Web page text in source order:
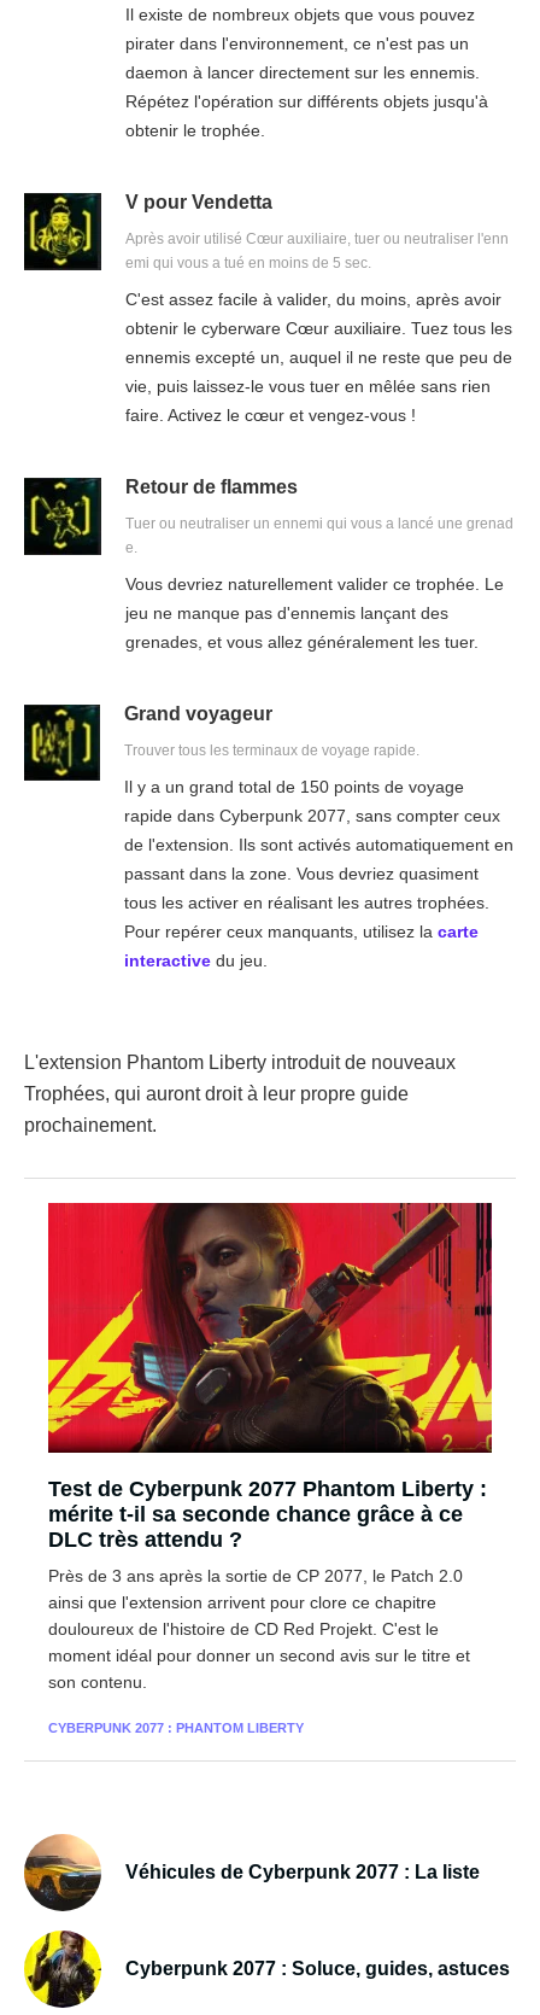
Il existe de nombreux objets que vous pouvez
pirater dans l'environnement, ce n'est pas un
daemon à lancer directement sur les ennemis.
Répétez l'opération sur différents objets jusqu'à
obtenir le trophée.
V pour Vendetta
Après avoir utilisé Cœur auxiliaire, tuer ou neutraliser l'enn
emi qui vous a tué en moins de 5 sec.
C'est assez facile à valider, du moins, après avoir
obtenir le cyberware Cœur auxiliaire. Tuez tous les
ennemis excepté un, auquel il ne reste que peu de
vie, puis laissez-le vous tuer en mêlée sans rien
faire. Activez le cœur et vengez-vous !
Retour de flammes
Tuer ou neutraliser un ennemi qui vous a lancé une grenad
e.
Vous devriez naturellement valider ce trophée. Le
jeu ne manque pas d'ennemis lançant des
grenades, et vous allez généralement les tuer.
Grand voyageur
Trouver tous les terminaux de voyage rapide.
Il y a un grand total de 150 points de voyage
rapide dans Cyberpunk 2077, sans compter ceux
de l'extension. Ils sont activés automatiquement en
passant dans la zone. Vous devriez quasiment
tous les activer en réalisant les autres trophées.
Pour repérer ceux manquants, utilisez lacarte
interactive du jeu.
L'extension Phantom Liberty introduit de nouveaux
Trophées, qui auront droit à leur propre guide
prochainement.
Test de Cyberpunk 2077 Phantom Liberty :
mérite t-il sa seconde chance grâce à ce
DLC très attendu ?
Près de 3 ans après la sortie de CP 2077, le Patch 2.0
ainsi que l'extension arrivent pour clore ce chapitre
douloureux de l'histoire de CD Red Projekt. C'est le
moment idéal pour donner un second avis sur le titre et
son contenu.
CYBERPUNK 2077 : PHANTOM LIBERTY
Véhicules de Cyberpunk 2077 : La liste
Cyberpunk 2077 : Soluce, guides, astuces